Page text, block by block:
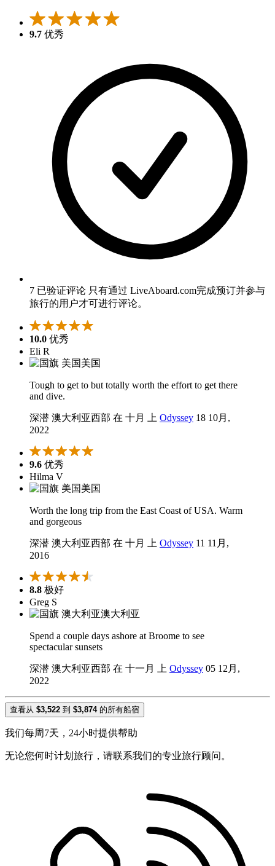
9.7 优秀
7 已验证评论 只有通过 LiveAboard.com完成预订并参与
旅行的用户才可进行评论。
10.0 优秀
Eli R
美国
Tough to get to but totally worth the effort to get there
and dive.
深潜 澳大利亚西部 在 十月 上 Odyssey 18 10月,
2022
9.6 优秀
Hilma V
美国
Worth the long trip from the East Coast of USA. Warm
and gorgeous
深潜 澳大利亚西部 在 十月 上 Odyssey 11 11月,
2016
8.8 极好
Greg S
澳大利亚
Spend a couple days ashore at Broome to see
spectacular sunsets
深潜 澳大利亚西部 在 十一月 上 Odyssey 05 12月,
2022
查看从 $3,522 到 $3,874 的所有船宿
我们每周7天，24小时提供帮助
无论您何时计划旅行，请联系我们的专业旅行顾问。